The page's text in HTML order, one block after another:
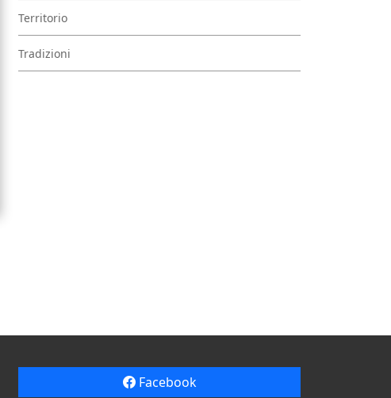
Territorio
Tradizioni
Facebook